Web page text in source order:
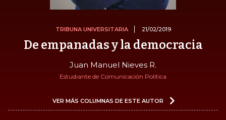
TRIBUNA UNIVERSITARIA 21/02/2019
De empanadas y la democracia
Juan Manuel Nieves R.
Estudiante de Comunicación Política
VER MÁS COLUMNAS DE ESTE AUTOR